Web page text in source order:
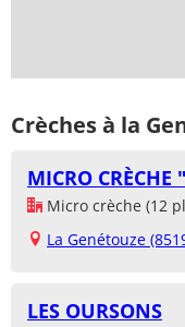
Crèches à la
MICRO CRÈCHE
Micro crèche (12
La Genétouze
LES OURSONS